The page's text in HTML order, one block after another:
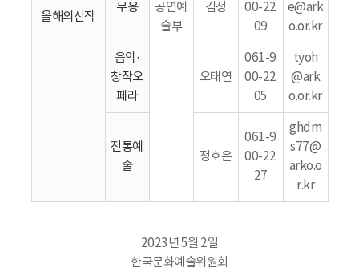
올해의신작
공연예
술부
무용 김정
00-22
09
e@ark
o.or.kr
음악·
창작오
페라
오태연
061-9
00-22
05
tyoh
@ark
o.or.kr
전통예
술
정호은
061-9
00-22
27
ghdm
s77@
arko.o
r.kr
2023년 5월 2일
한국문화예술위원회